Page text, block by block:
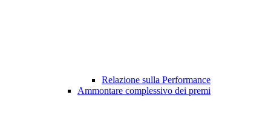
Relazione sulla Performance
Ammontare complessivo dei premi